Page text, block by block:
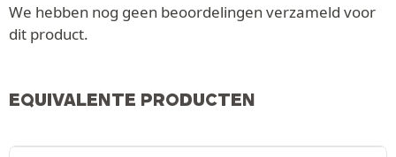
We hebben nog geen beoordelingen verzameld voor
dit product.
EQUIVALENTE PRODUCTEN